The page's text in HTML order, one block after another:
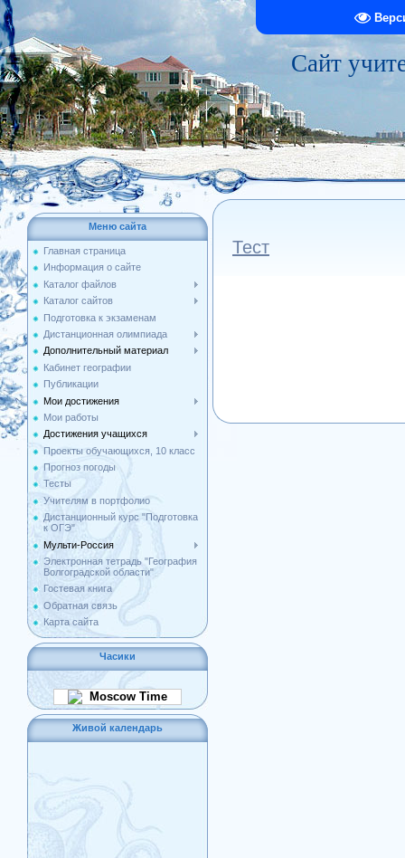
Сайт
Меню сайта
Главная страница
Информация о сайте
Каталог файлов
Каталог сайтов
Подготовка к экзаменам
Дистанционная олимпиада
Дополнительный материал
Кабинет географии
Публикации
Мои достижения
Мои работы
Достижения учащихся
Проекты обучающихся, 10 класс
Прогноз погоды
Тесты
Учителям в портфолио
Дистанционный курс "Подготовка
к ОГЭ"
Мульти-Россия
Электронная тетрадь "География
Волгоградской области"
Гостевая книга
Обратная связь
Карта сайта
Часики
Moscow Time
Живой календарь
Тест